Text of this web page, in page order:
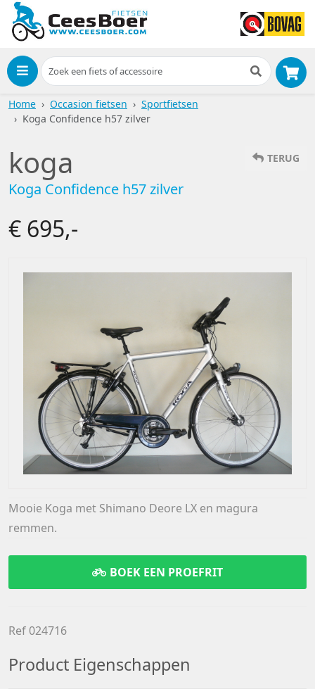
Menu
Home Occasion fietsen
Sportfietsen
Koga Confidence h57 zilver
TERUG
koga
Koga Confidence h57 zilver
€ 695,-
Mooie Koga met Shimano Deore LX en magura
remmen.
BOEK EEN PROEFRIT
Ref 024716
Product Eigenschappen